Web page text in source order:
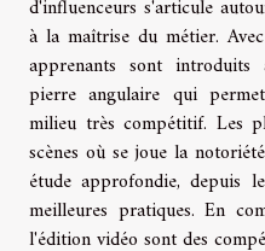
d'influenceurs s'articule
à la maîtrise du métier.
apprenants sont
pierre angulaire qui
milieu très compétitif. Les
scènes où se joue la
étude approfondie, depuis
meilleures pratiques. En
l'édition vidéo sont des